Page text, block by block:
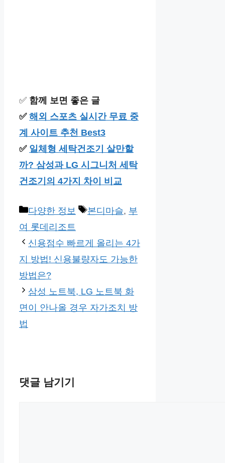
✅ 함께 보면 좋은 글
✅ 해외 스포츠 실시간 무료 중
계 사이트 추천 Best3
✅ 일체형 세탁건조기 살만할
까? 삼성과 LG 시그니처 세탁
건조기의 4가지 차이 비교
카
테
고
리
다양한 정보
태
본디마슬, 부
여 롯데리조트
신용점수 빠르게 올리는 4가
지 방법! 신용불량자도 가능한
방법은?
삼성 노트북, LG 노트북 화
면이 안나올 경우 자가조치 방
법
댓글 남기기